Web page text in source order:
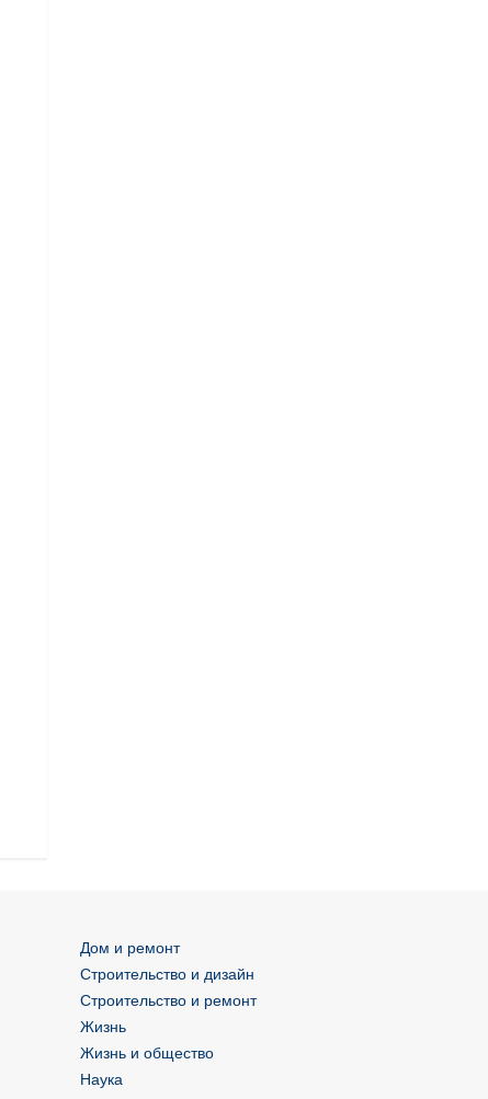
Дом и ремонт
Строительство и дизайн
Строительство и ремонт
Жизнь
Жизнь и общество
Наука